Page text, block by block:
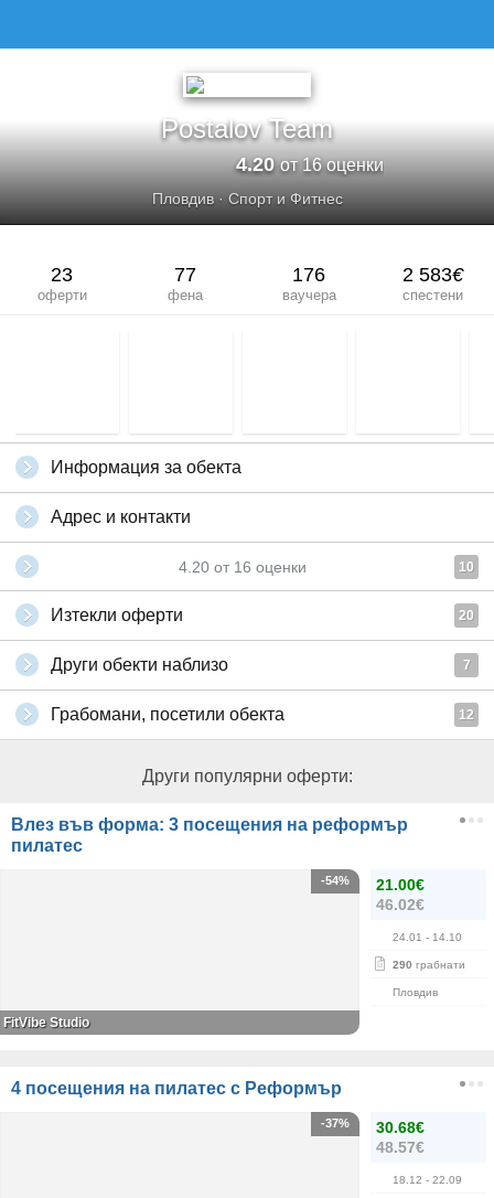
Postalov Team
4.20от 16 оценки
Пловдив· Спорт и Фитнес
23
оферти
77
фена
176
ваучера
2 583€
спестени
Информация за обекта
Адрес и контакти
4.20 от 16 оценки 10
Изтекли оферти 20
Други обекти наблизо 7
Грабомани, посетили обекта 12
Други популярни оферти:
Влез във форма: 3 посещения на реформър
пилатес
21.00€
46.02€
24.01 - 14.10
290 грабнати
Пловдив
-54%
FitVibe Studio
4 посещения на пилатес с Реформър
30.68€
48.57€
18.12 - 22.09
-37%